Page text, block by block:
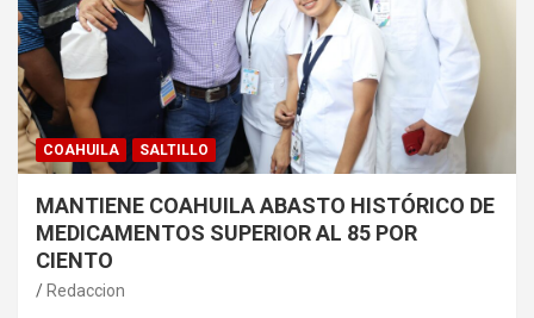
COAHUILA SALTILLO
MANTIENE COAHUILA ABASTO HISTÓRICO DE
MEDICAMENTOS SUPERIOR AL 85 POR
CIENTO
Redaccion